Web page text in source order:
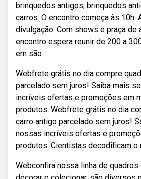
brinquedos antigos, brinquedos
carros. O encontro começa às 10h.
divulgação. Com shows e praça de
encontro espera reunir de 200 a
em são.
Webfrete grátis no dia compre
parcelado sem juros! Saiba mais
incríveis ofertas e promoções em
produtos. Webfrete grátis no dia
carro antigo parcelado sem juros!
nossas incríveis ofertas e
produtos. Cientistas decodificam o
Webconfira nossa linha de quadros